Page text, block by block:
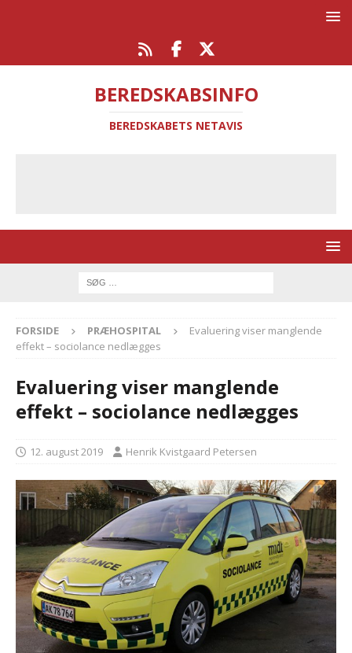
BEREDSKABSINFO
BEREDSKABETS NETAVIS
FORSIDE PRÆHOSPITAL
Evaluering viser manglende
effekt – sociolance nedlægges
Evaluering viser manglende
effekt – sociolance nedlægges
12. august 2019 Henrik Kvistgaard Petersen